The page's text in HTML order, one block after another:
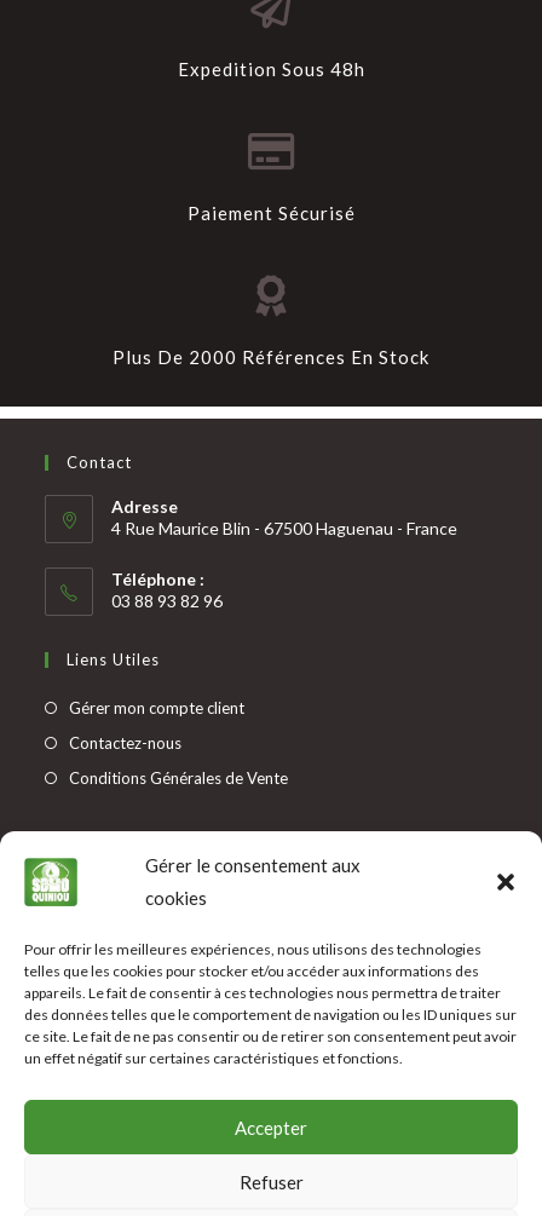
Gérer le consentement aux
cookies
Pour offrir les meilleures expériences, nous utilisons des technologies
telles que les cookies pour stocker et/ou accéder aux informations des
appareils. Le fait de consentir à ces technologies nous permettra de traiter
des données telles que le comportement de navigation ou les ID uniques sur
ce site. Le fait de ne pas consentir ou de retirer son consentement peut avoir
un effet négatif sur certaines caractéristiques et fonctions.
Accepter
Refuser
Expedition Sous 48h
Paiement Sécurisé
Plus De 2000 Références En Stock
Contact
Adresse
4 Rue Maurice Blin - 67500 Haguenau - France
Téléphone :
03 88 93 82 96
Liens Utiles
Gérer mon compte client
Contactez-nous
Conditions Générales de Vente
Informations
Modes de paiement
Livraison
Suivez-Nous